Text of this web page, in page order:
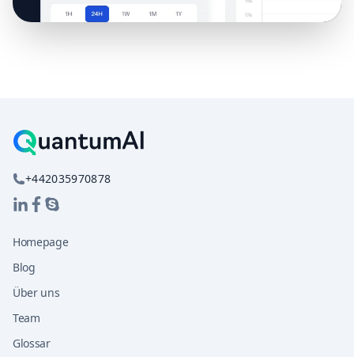
+442035970878
Homepage
Blog
Über uns
Team
Glossar